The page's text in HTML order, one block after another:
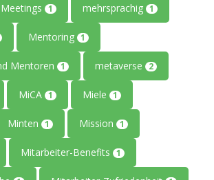
Meetings 1 mehrsprachig 1
Mentoring 1
Mentoren 1 metaverse 2
MiCA 1 Miele 1
Minten 1 Mission 1
Mitarbeiter-Benefits 1